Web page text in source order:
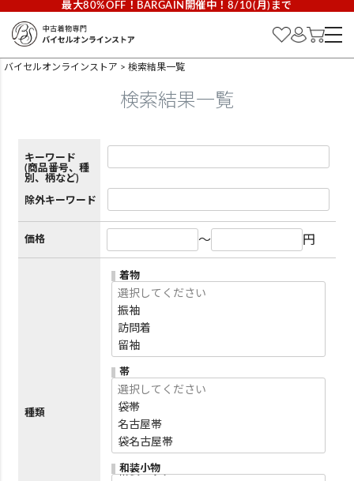
最大80%OFF！BARGAIN開催中！8/10(月)まで
バイセルオンラインストア 検索結果一覧
検索結果一覧
キーワード
(商品番号、種
別、柄など)
除外キーワード
価格 ～ 円
種類
着物
帯
和装小物